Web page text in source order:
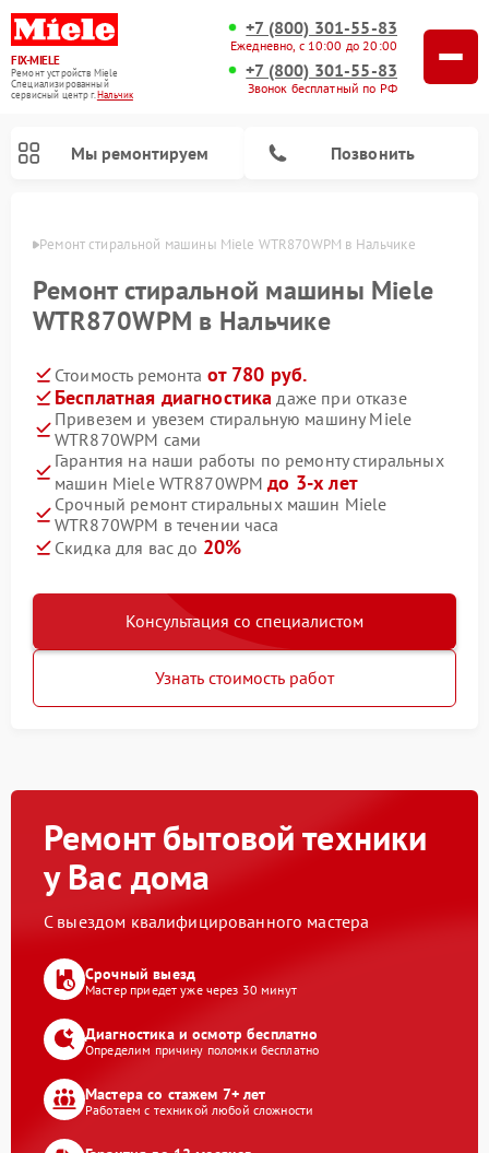
FIX-MIELE
Ремонт устройств Miele
Специализированный
cервисный центр г.Нальчик
+7 (800) 301-55-83
Ежедневно, с 10:00 до 20:00
+7 (800) 301-55-83
Звонок бесплатный по РФ
Мы ремонтируем Позвонить
Ремонт стиральной машины Miele WTR870WPM в Нальчике
Ремонт стиральной машины Miele
WTR870WPM в Нальчике
Стоимость ремонта от 780 руб.
Бесплатная диагностика даже при отказе
Привезем и увезем стиральную машину Miele
WTR870WPM сами
Гарантия на наши работы по ремонту стиральных
машин Miele WTR870WPMдо 3-х лет
Срочный ремонт стиральных машин Miele
WTR870WPM в течении часа
Скидка для вас до 20%
Консультация со специалистом
Узнать стоимость работ
Ремонт бытовой техники
у Вас дома
С выездом квалифицированного мастера
Срочный выезд
Мастер приедет уже через 30 минут
Диагностика и осмотр бесплатно
Определим причину поломки бесплатно
Мастера со стажем 7+ лет
Работаем с техникой любой сложности